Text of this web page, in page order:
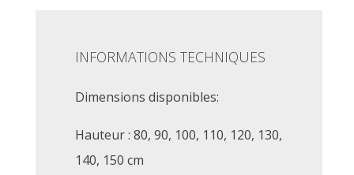
INFORMATIONS TECHNIQUES
Dimensions disponibles:
Hauteur : 80, 90, 100, 110, 120, 130,
140, 150 cm